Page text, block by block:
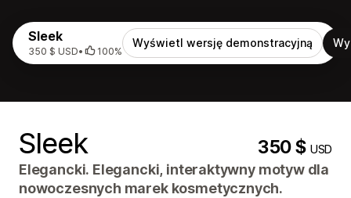
Sleek
350 $ USD• 100%
Wyświetl wersję demonstracyjną
Sleek 350 $USD
Elegancki. Elegancki, interaktywny motyw dla
nowoczesnych marek kosmetycznych.